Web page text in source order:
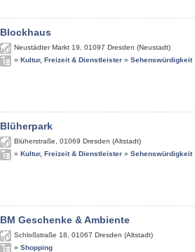
Blockhaus
Neustädter Markt 19 01097 Dresden (Neustadt)
» Kultur, Freizeit & Dienstleister » Sehenswürdigkeit
Blüherpark
Blüherstraße 01069 Dresden (Altstadt)
» Kultur, Freizeit & Dienstleister » Sehenswürdigkeit
BM Geschenke & Ambiente
Schloßstraße 18 01067 Dresden (Altstadt)
» Shopping